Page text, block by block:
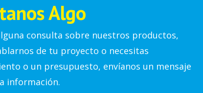
Algo
consulta sobre nuestros productos,
de tu proyecto o necesitas
o un presupuesto, envíanos un mensaje
información.